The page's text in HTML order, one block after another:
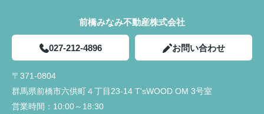
前橋みなみ不動産株式会社
027-212-4896 お問い合わせ
〒371-0804
群馬県前橋市六供町４丁目23‐14 T'sWOOD OM 3号室
営業時間： 10:00～18:30